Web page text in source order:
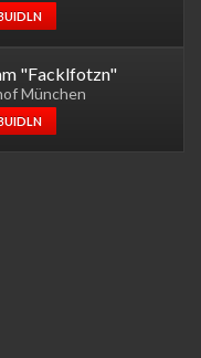
"Facklfotzn"
München